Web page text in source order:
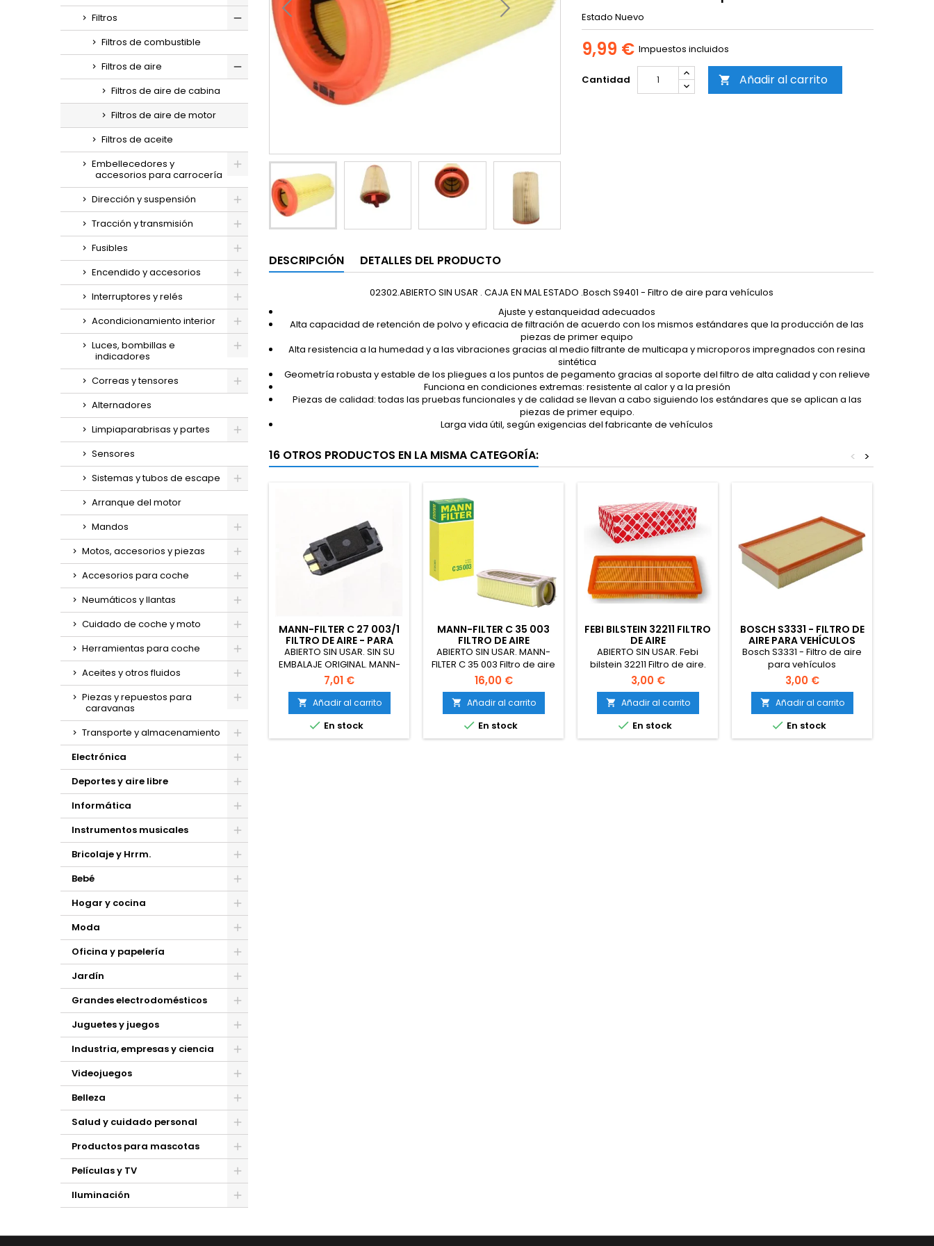
Filtros
Filtros de combustible
Filtros de aire
Filtros de aire de cabina
Filtros de aire de motor
Filtros de aceite
Embellecedores y
accesorios para carrocería
Dirección y suspensión
Tracción y transmisión
Fusibles
Encendido y accesorios
Interruptores y relés
Acondicionamiento interior
Luces, bombillas e
indicadores
Correas y tensores
Alternadores
Limpiaparabrisas y partes
Sensores
Sistemas y tubos de escape
Arranque del motor
Mandos
Motos, accesorios y piezas
Accesorios para coche
Neumáticos y llantas
Cuidado de coche y moto
Herramientas para coche
Aceites y otros fluidos
Piezas y repuestos para
caravanas
Transporte y almacenamiento
Electrónica
Deportes y aire libre
Informática
Instrumentos musicales
Bricolaje y Hrrm.
Bebé
Hogar y cocina
Moda
Oficina y papelería
Jardín
Grandes electrodomésticos
Juguetes y juegos
Industria, empresas y ciencia
Videojuegos
Belleza
Salud y cuidado personal
Productos para mascotas
Películas y TV
Iluminación
Estado Nuevo
9,99 € Impuestos incluidos
Cantidad  Añadir al carrito
DESCRIPCIÓN DETALLES DEL PRODUCTO
02302.ABIERTO SIN USAR . CAJA EN MAL ESTADO .Bosch S9401 - Filtro de aire para vehículos
Ajuste y estanqueidad adecuados
Alta capacidad de retención de polvo y eficacia de filtración de acuerdo con los mismos estándares que la producción de las
piezas de primer equipo
Alta resistencia a la humedad y a las vibraciones gracias al medio filtrante de multicapa y microporos impregnados con resina
sintética
Geometría robusta y estable de los pliegues a los puntos de pegamento gracias al soporte del filtro de alta calidad y con relieve
Funciona en condiciones extremas: resistente al calor y a la presión
Piezas de calidad: todas las pruebas funcionales y de calidad se llevan a cabo siguiendo los estándares que se aplican a las
piezas de primer equipo.
Larga vida útil, según exigencias del fabricante de vehículos
16 OTROS PRODUCTOS EN LA MISMA CATEGORÍA: >
<
MANN-FILTER C 27 003/1
FILTRO DE AIRE - PARA
AUTOMÓVILES +
VEHÍCULOS DE
TRANSPORTE
ABIERTO SIN USAR. SIN SU
EMBALAJE ORIGINAL. MANN-
FILTER C 27 003/1 Filtro de
aire - para Automóviles +
Vehículos de transporte.
7,01 €
 Añadir al carrito
 En stock
MANN-FILTER C 35 003
FILTRO DE AIRE
ABIERTO SIN USAR. MANN-
FILTER C 35 003 Filtro de aire
- para Automóviles +
Vehículos de transporte
16,00 €
 Añadir al carrito
 En stock
FEBI BILSTEIN 32211 FILTRO
DE AIRE
ABIERTO SIN USAR. Febi
bilstein 32211 Filtro de aire.
3,00 €
 Añadir al carrito
 En stock
BOSCH S3331 - FILTRO DE
AIRE PARA VEHÍCULOS
Bosch S3331 - Filtro de aire
para vehículos
3,00 €
 Añadir al carrito
 En stock